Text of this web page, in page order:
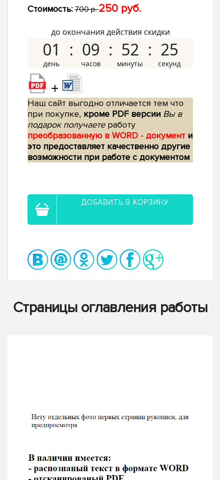
Стоимость: 700 р.250 руб.
до окончания действия скидки
01 09 52 24
+
Наш сайт выгодно отличается тем что
при покупке, кроме PDF версии Вы в
подарок получаетеработу
преобразованную в WORD - документ и
это предоставляет качественно другие
возможности при работе с документом
ДОБАВИТЬ В КОРЗИНУ
Страницы оглавления работы